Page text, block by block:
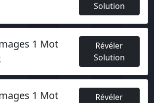
Solution
1 Mot
Révéler
Solution
1 Mot
Révéler